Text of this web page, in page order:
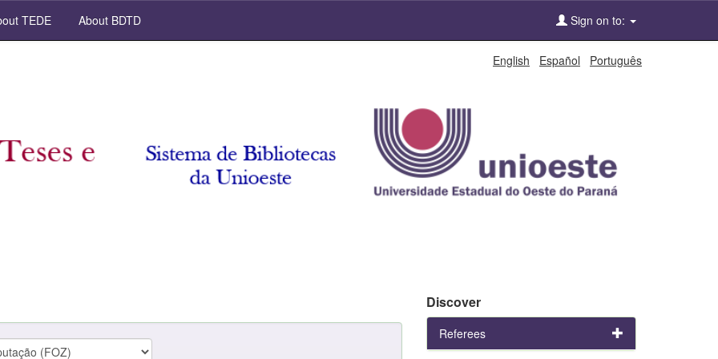
TEDE About BDTD Sign on to:
English Español Português
Discover
Referees